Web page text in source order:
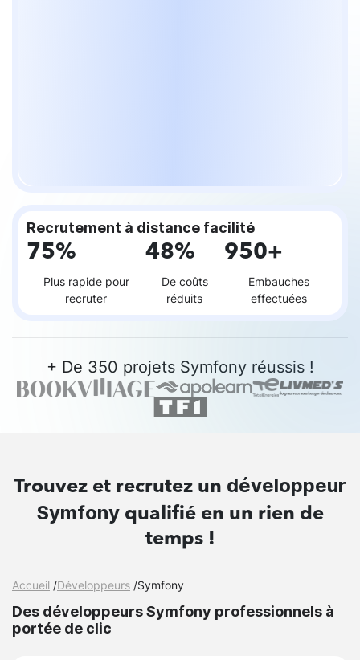
Recrutement à distance facilité
75%
Plus rapide pour
recruter
48%
De coûts
réduits
950+
Embauches
effectuées
+ De 350 projets Symfony réussis !
Trouvez et recrutez un développeur
Symfonyqualifié en un rien de
temps !
Accueil /Développeurs /Symfony
Des développeurs Symfony professionnels à
portée de clic